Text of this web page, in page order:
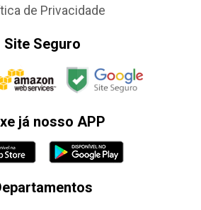
de Privacidade
Site Seguro
já nosso APP